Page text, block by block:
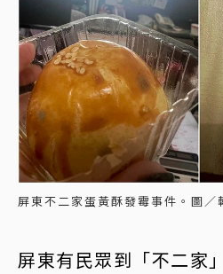
屏東不二家蛋黃酥發霉事件。圖／
屏東有民眾到「不二家